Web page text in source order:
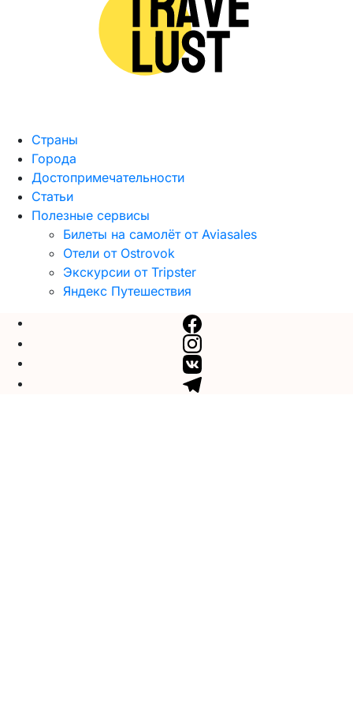
Страны
Города
Достопримечательности
Статьи
Полезные сервисы
Билеты на самолёт от Aviasales
Отели от Ostrovok
Экскурсии от Tripster
Яндекс Путешествия